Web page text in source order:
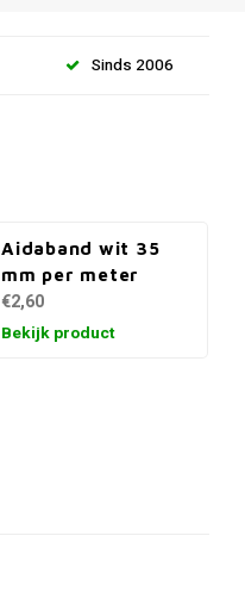
Sinds 2006
Aidaband wit 35
mm per meter
€2,60
Bekijk product